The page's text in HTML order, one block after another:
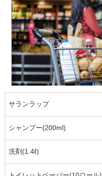
サランラップ
シャンプー(200ml)
洗剤(1.4ℓ)